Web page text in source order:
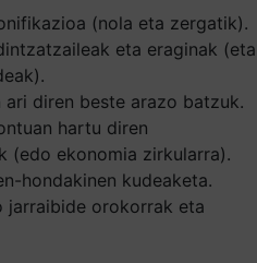
(nola eta zergatik).
eta eraginak (eta
diren beste arazo batzuk.
hartu diren
(edo ekonomia zirkularra).
hondakinen kudeaketa.
jarraibide orokorrak eta